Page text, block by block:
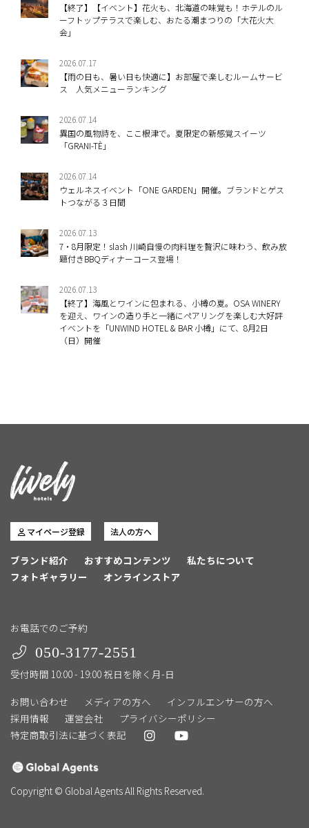
【終了】【イベント】花火も、北海道の味覚も！ホテルのル
ーフトップテラスで楽しむ、おたる潮まつりの「大花火大
会」
2026.07.17
【雨の日も、暑い日も快適に】お部屋で楽しむルームサービ
ス 人気メニューランキング
2026.07.14
異国の風物詩を、ここ根津で。夏限定の新感覚スイーツ
「GRANI-TÈ」
2026.07.14
ウェルネスイベント「ONE GARDEN」開催。ブランドとゲス
トつながる３日間
2026.07.13
7・8月限定！slash 川崎自慢の肉料理を贅沢に味わう、飲み放
題付きBBQディナーコース登場！
2026.07.13
【終了】海風とワインに包まれる、小樽の夏。OSA WINERY
を迎え、ワインの造り手と一緒にペアリングを楽しむ大好評
イベントを「UNWIND HOTEL & BAR 小樽」にて、8月2日
（日）開催
マイページ登録 法人の方へ
ブランド紹介 おすすめコンテンツ
私たちについて
フォトギャラリー
オンラインストア
お電話でのご予約
050-3177-2551
受付時間 10:00 - 19:00 祝日を除く月-日
お問い合わせ
メディアの方へ
インフルエンサーの方へ
採用情報
運営会社
プライバシーポリシー
特定商取引法に基づく表記
Copyright © Global Agents All Rights Reserved.